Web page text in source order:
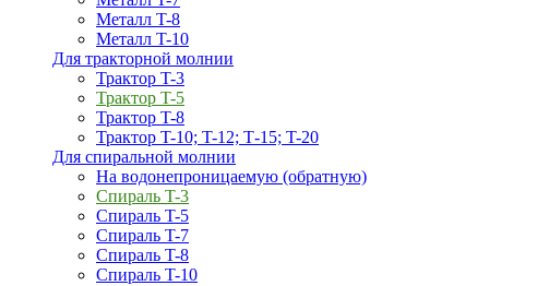
Металл T-8
Металл T-10
Для тракторной молнии
Трактор T-3
Трактор T-5
Трактор T-8
Трактор T-10; T-12; Т-15; T-20
Для спиральной молнии
На водонепроницаемую (обратную)
Спираль T-3
Спираль T-5
Спираль T-7
Спираль T-8
Спираль T-10